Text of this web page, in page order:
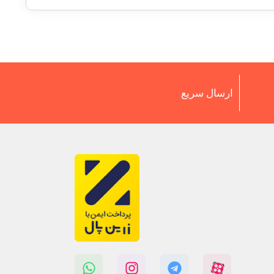
ارسال سریع